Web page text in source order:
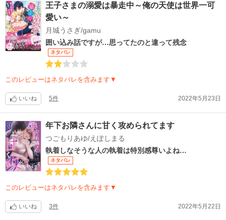
王子さまの溺愛は暴走中～俺の天使は世界一可
愛い～
月城うさぎ/gamu
囲い込み話ですが…思ってたのと違って残念
ネタバレ
このレビューはネタバレを含みます▼
いいね 5件 2022年5月23日
年下お隣さんに甘く攻められてます
つごもりあゆ/えぽしまる
執着しなそうな人の執着は特別感尊いよね…
ネタバレ
このレビューはネタバレを含みます▼
いいね 3件 2022年5月22日